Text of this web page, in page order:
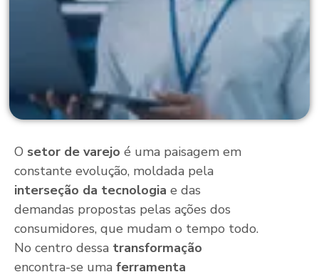
O setor de varejo é uma paisagem em
constante evolução, moldada pela
interseção da tecnologia e das
demandas propostas pelas ações dos
consumidores, que mudam o tempo todo.
No centro dessa transformação
encontra-se uma ferramenta